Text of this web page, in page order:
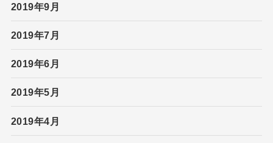
2019年9月
2019年7月
2019年6月
2019年5月
2019年4月